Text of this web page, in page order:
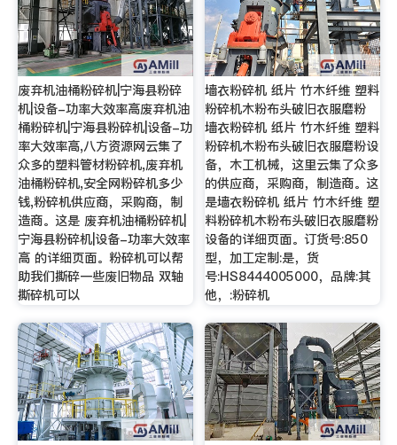
废弃机油桶粉碎机|宁海县粉碎
机|设备-功率大效率高废弃机油
桶粉碎机|宁海县粉碎机|设备-功
率大效率高,八方资源网云集了
众多的塑料管材粉碎机,废弃机
油桶粉碎机,安全网粉碎机多少
钱,粉碎机供应商，采购商，制
造商。这是 废弃机油桶粉碎机|
宁海县粉碎机|设备-功率大效率
高 的详细页面。粉碎机可以帮
助我们撕碎一些废旧物品 双轴
撕碎机可以
墙衣粉碎机 纸片 竹木纤维 塑料
粉碎机木粉布头破旧衣服磨粉
墙衣粉碎机 纸片 竹木纤维 塑料
粉碎机木粉布头破旧衣服磨粉设
备，木工机械，这里云集了众多
的供应商，采购商，制造商。这
是墙衣粉碎机 纸片 竹木纤维 塑
料粉碎机木粉布头破旧衣服磨粉
设备的详细页面。订货号:850
型，加工定制:是，货
号:HS8444005000，品牌:其
他，:粉碎机